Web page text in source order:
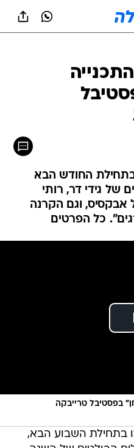
בתחילת החודש הבא
של גידי דר, רותי
אבקסיס, וגם הקרנה
כל הפרטים
בפסטיבל טרייבקה
בתחילת השבוע הבא,